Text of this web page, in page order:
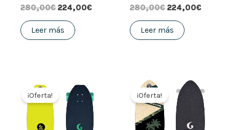
280,00€ 224,00€
Leer más
280,00€ 224,00€
Leer más
¡Oferta!
precio
original
era:
actual
es:
¡Oferta!
precio
original
era:
280,00€.
precio
actual
es: